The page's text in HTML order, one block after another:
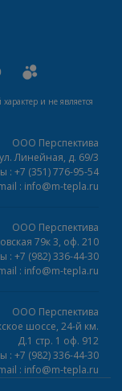
и не является
ООО Перспектива
ул. Линейная, д. 69/3
: +7 (351) 776-95-54
: info@m-tepla.ru
ООО Перспектива
79к 3, оф. 210
: +7 (982) 336-44-30
: info@m-tepla.ru
ООО Перспектива
шоссе, 24-й км.
Д.1 стр. 1 оф. 912
: +7 (982) 336-44-30
: info@m-tepla.ru